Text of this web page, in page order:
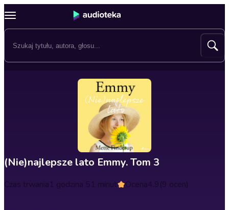
(Nie)najlepsze lato Emmy. Tom 3
Czas trwania1 godzina 51 minut Ocena4.9(9 ocen)